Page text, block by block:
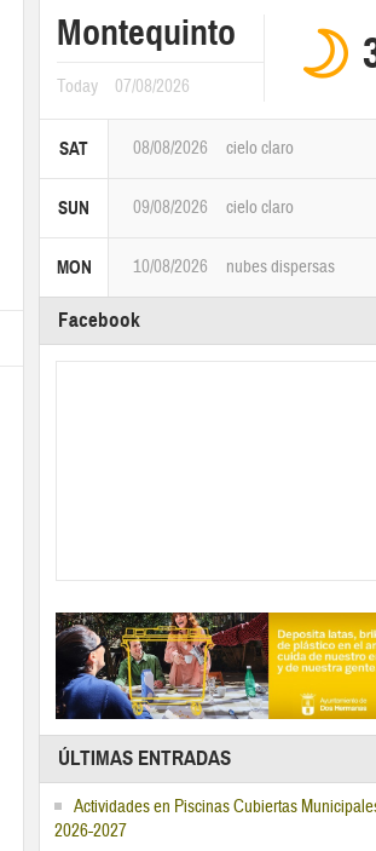
Montequinto
Today 07/08/2026
SAT 08/08/2026 cielo claro
SUN 09/08/2026 cielo claro
MON 10/08/2026 nubes dispersas
Facebook
ÚLTIMAS ENTRADAS
Actividades en Piscinas Cubiertas
2026-2027